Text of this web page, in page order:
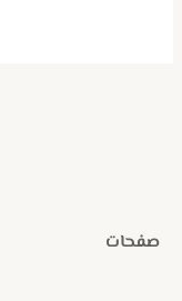
صفحات